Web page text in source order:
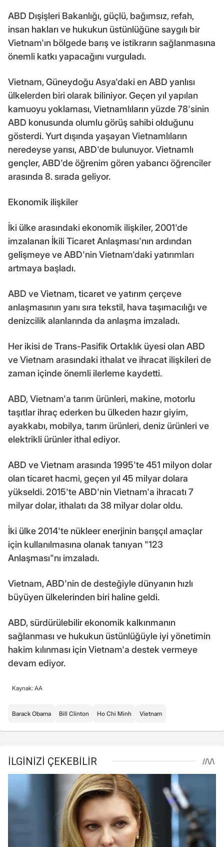
ABD Dışişleri Bakanlığı, güçlü, bağımsız, refah,
insan hakları ve hukukun üstünlüğüne saygılı bir
Vietnam'ın bölgede barış ve istikrarın sağlanmasına
önemli katkı yapacağını vurguladı.
Vietnam, Güneydoğu Asya'daki en ABD yanlısı
ülkelerden biri olarak biliniyor. Geçen yıl yapılan
kamuoyu yoklaması, Vietnamlıların yüzde 78'sinin
ABD konusunda olumlu görüş sahibi olduğunu
gösterdi. Yurt dışında yaşayan Vietnamlıların
neredeyse yarısı, ABD'de bulunuyor. Vietnamlı
gençler, ABD'de öğrenim gören yabancı öğrenciler
arasında 8. sırada geliyor.
Ekonomik ilişkiler
İki ülke arasındaki ekonomik ilişkiler, 2001'de
imzalanan İkili Ticaret Anlaşması'nın ardından
gelişmeye ve ABD'nin Vietnam'daki yatırımları
artmaya başladı.
ABD ve Vietnam, ticaret ve yatırım çerçeve
anlaşmasının yanı sıra tekstil, hava taşımacılığı ve
denizcilik alanlarında da anlaşma imzaladı.
Her ikisi de Trans-Pasifik Ortaklık üyesi olan ABD
ve Vietnam arasındaki ithalat ve ihracat ilişkileri de
zaman içinde önemli ilerleme kaydetti.
ABD, Vietnam'a tarım ürünleri, makine, motorlu
taşıtlar ihraç ederken bu ülkeden hazır giyim,
ayakkabı, mobilya, tarım ürünleri, deniz ürünleri ve
elektrikli ürünler ithal ediyor.
ABD ve Vietnam arasında 1995'te 451 milyon dolar
olan ticaret hacmi, geçen yıl 45 milyar dolara
yükseldi. 2015'te ABD'nin Vietnam'a ihracatı 7
milyar dolar, ithalatı da 38 milyar dolar oldu.
İki ülke 2014'te nükleer enerjinin barışçıl amaçlar
için kullanılmasına olanak tanıyan "123
Anlaşması"nı imzaladı.
Vietnam, ABD'nin de desteğiyle dünyanın hızlı
büyüyen ülkelerinden biri haline geldi.
ABD, sürdürülebilir ekonomik kalkınmanın
sağlanması ve hukukun üstünlüğüyle iyi yönetimin
hakim kılınması için Vietnam'a destek vermeye
devam ediyor.
Kaynak: AA
Barack Obama Bill Clinton Ho Chi Minh Vietnam